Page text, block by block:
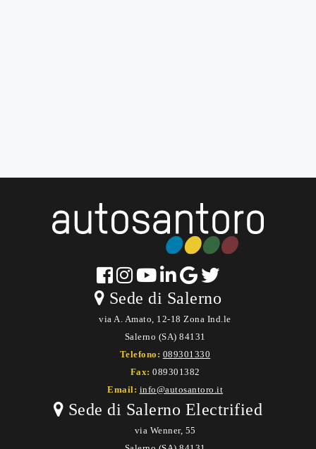
Sede di Salerno
via A. Amato, 12-18 Zona Ind.le
Salerno (SA) 84131
Telefono: 089301330
Fax: 089301382
Email: info@autosantoro.it
Sede di Salerno Electrified
via Wenner, 55